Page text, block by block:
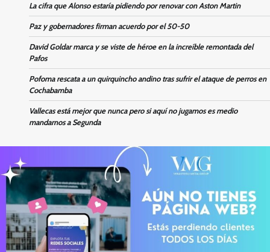
La cifra que Alonso estaría pidiendo por renovar con Aston Martin
Paz y gobernadores firman acuerdo por el 50-50
David Goldar marca y se viste de héroe en la increíble remontada del
Pafos
Pofoma rescata a un quirquincho andino tras sufrir el ataque de perros en
Cochabamba
Vallecas está mejor que nunca pero si aquí no jugamos es medio
mandarnos a Segunda